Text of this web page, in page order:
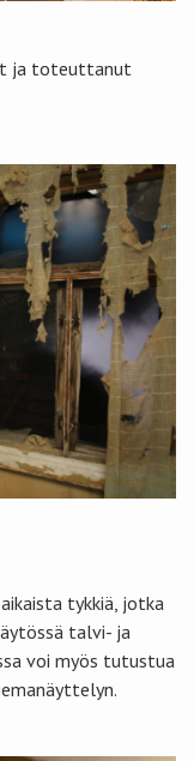
ja toteuttanut
tykkiä, jotka
talvi- ja
voi myös tutustua